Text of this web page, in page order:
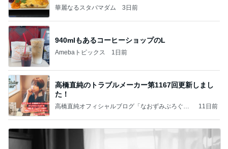
華麗なるスタバマダム 3日前
940mlもあるコーヒーショップのL
Amebaトピックス 1日前
高橋直純のトラブルメーカー第1167回更新しまし
た！
高橋直純オフィシャルブログ「なおずみぶろぐ」
11日前